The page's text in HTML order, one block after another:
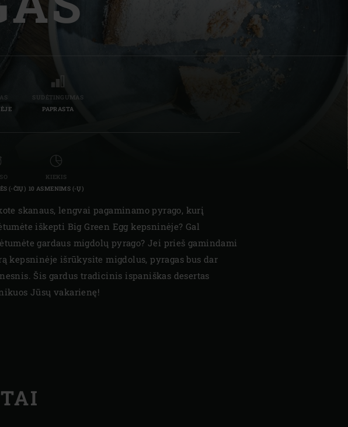
| Slovenija
| España
(French) | Schweiz (Français)
SUDĖTINGUMAS
PAPRASTA
(-ČIŲ)
KIEKIS
10 ASMENIMS (-Ų)
skanaus, lengvai pagaminamo pyrago, kurį
iškepti Big Green Egg kepsninėje? Gal
gardaus migdolų pyrago? Jei prieš gamindami
kepsninėje išrūkysite migdolus, pyragas bus dar
Šis gardus tradicinis ispaniškas desertas
Jūsų vakarienę!